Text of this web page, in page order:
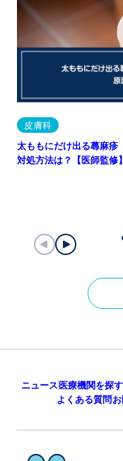
皮膚科
太ももにだけ出る蕁麻疹
対処方法は？【医師監修】
ニュース医療機関を探す
よくある質問